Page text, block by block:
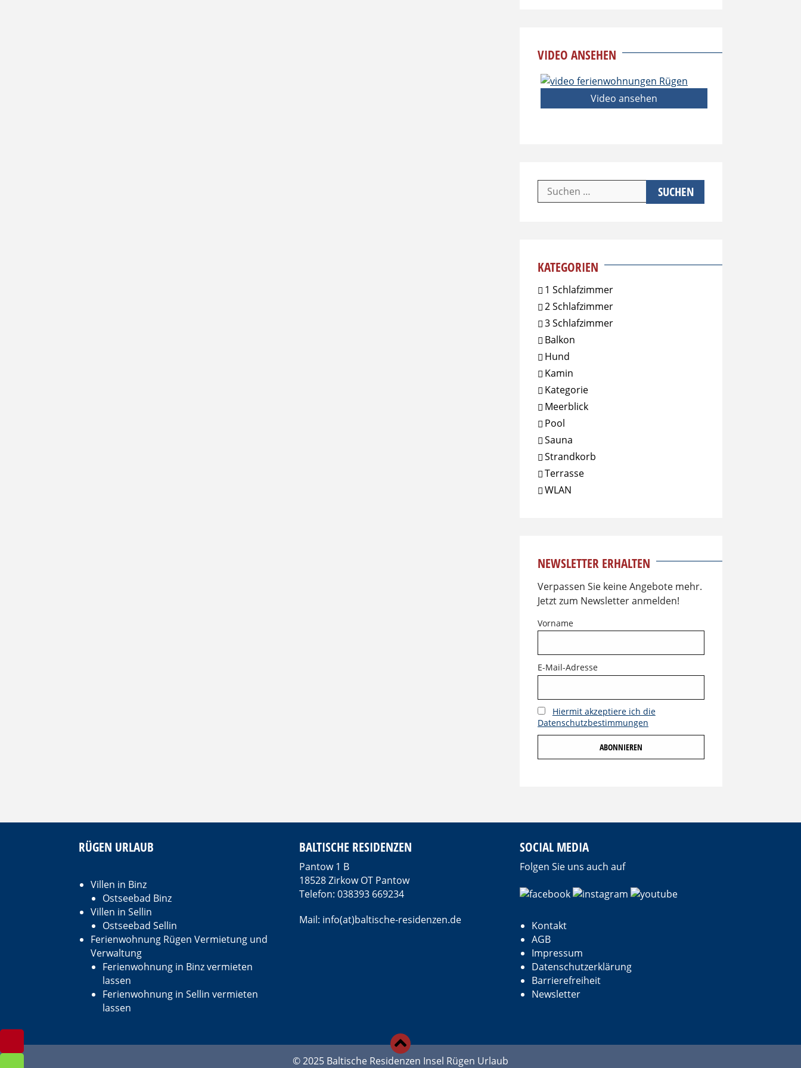
VIDEO ANSEHEN
Video ansehen
Suchen
nach:
KATEGORIEN
1 Schlafzimmer
2 Schlafzimmer
3 Schlafzimmer
Balkon
Hund
Kamin
Kategorie
Meerblick
Pool
Sauna
Strandkorb
Terrasse
WLAN
NEWSLETTER ERHALTEN
Verpassen Sie keine Angebote mehr.
Jetzt zum Newsletter anmelden!
Vorname
E-Mail-Adresse
Hiermit akzeptiere ich die
Datenschutzbestimmungen
RÜGEN URLAUB
Villen in Binz
Ostseebad Binz
Villen in Sellin
Ostseebad Sellin
Ferienwohnung Rügen Vermietung und
Verwaltung
Ferienwohnung in Binz vermieten
lassen
Ferienwohnung in Sellin vermieten
lassen
BALTISCHE RESIDENZEN
Pantow 1 B
18528 Zirkow OT Pantow
Telefon: 038393 669234
Mail: info(at)baltische-residenzen.de
SOCIAL MEDIA
Folgen Sie uns auch auf
Kontakt
AGB
Impressum
Datenschutzerklärung
Barrierefreiheit
Newsletter
© 2025 Baltische Residenzen Insel Rügen Urlaub